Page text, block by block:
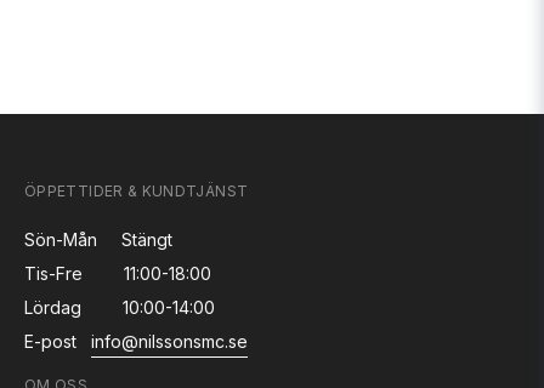
ÖPPETTIDER & KUNDTJÄNST
Sön-Mån
Stängt
Tis-Fre
11:00-18:00
Lördag
10:00-14:00
E-post
info@nilssonsmc.se